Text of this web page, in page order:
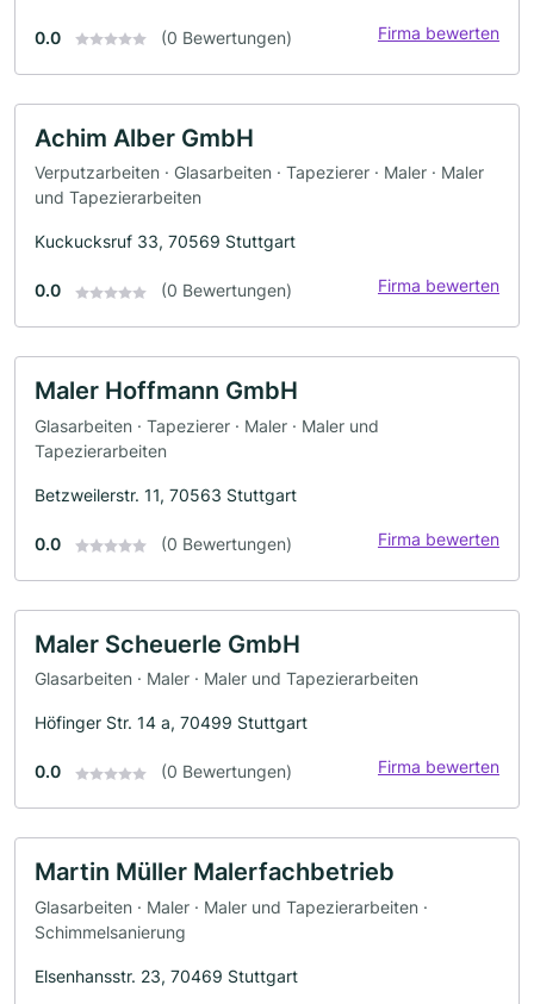
0.0 (0 Bewertungen) Firma bewerten
Achim Alber GmbH
Verputzarbeiten · Glasarbeiten · Tapezierer · Maler · Maler
und Tapezierarbeiten
Kuckucksruf 33, 70569 Stuttgart
0.0 (0 Bewertungen) Firma bewerten
Maler Hoffmann GmbH
Glasarbeiten · Tapezierer · Maler · Maler und
Tapezierarbeiten
Betzweilerstr. 11, 70563 Stuttgart
0.0 (0 Bewertungen) Firma bewerten
Maler Scheuerle GmbH
Glasarbeiten · Maler · Maler und Tapezierarbeiten
Höfinger Str. 14 a, 70499 Stuttgart
0.0 (0 Bewertungen) Firma bewerten
Martin Müller Malerfachbetrieb
Glasarbeiten · Maler · Maler und Tapezierarbeiten ·
Schimmelsanierung
Elsenhansstr. 23, 70469 Stuttgart